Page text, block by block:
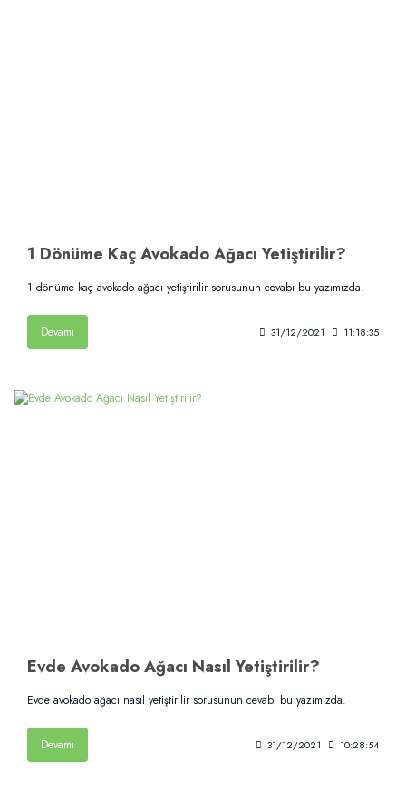
1 Dönüme Kaç Avokado Ağacı Yetiştirilir?
1 dönüme kaç avokado ağacı yetiştirilir sorusunun cevabı bu yazımızda.
Devamı 31/12/2021 11:18:35
Evde Avokado Ağacı Nasıl Yetiştirilir?
Evde avokado ağacı nasıl yetiştirilir sorusunun cevabı bu yazımızda.
Devamı 31/12/2021 10:28:54